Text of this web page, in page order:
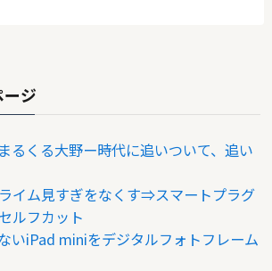
ジ
るくる大野ー時代に追いついて、追い
イム見すぎをなくす⇒スマートプラグ
ルフカット
いiPad miniをデジタルフォトフレーム